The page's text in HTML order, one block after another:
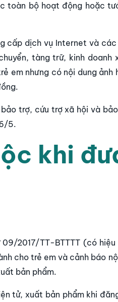
toàn bộ hoạt động hoặc
cấp dịch vụ Internet và
tàng trữ, kinh
em nhưng có nội dung ảnh
trợ, cứu trợ xã hội và
5.
khi
2017/TT-BTTTT (có
cho trẻ em và cảnh báo
bản phẩm.
tử, xuất bản phẩm khi